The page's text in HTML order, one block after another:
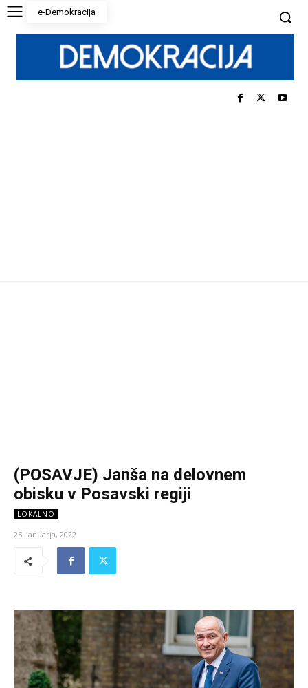
e-Demokracija
(POSAVJE) Janša na delovnem
obisku v Posavski regiji
LOKALNO
25. januarja, 2022